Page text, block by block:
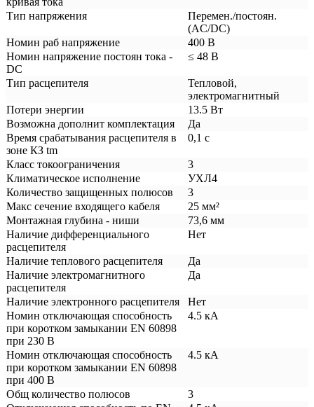
Тип напряжения
Перемен./постоян.
(AC/DC)
Номин раб напряжение
400 В
Номин напряжение постоян тока -
DC
≤ 48 В
Тип расцепителя
Тепловой,
электромагнитный
Потери энергии
13.5 Вт
Возможна дополнит комплектация
Да
Время срабатывания расцепителя в
зоне КЗ tm
0,1 с
Класс токоограничения
3
Климатическое исполнение
УХЛ4
Количество защищенных полюсов
3
Макс сечение входящего кабеля
25 мм²
Монтажная глубина - ниши
73,6 мм
Наличие дифференциального
расцепителя
Нет
Наличие теплового расцепителя
Да
Наличие электромагнитного
расцепителя
Да
Наличие электронного расцепителя
Нет
Номин отключающая способность
при коротком замыкании EN 60898
при 230 В
4.5 кА
Номин отключающая способность
при коротком замыкании EN 60898
при 400 В
4.5 кА
Общ количество полюсов
3